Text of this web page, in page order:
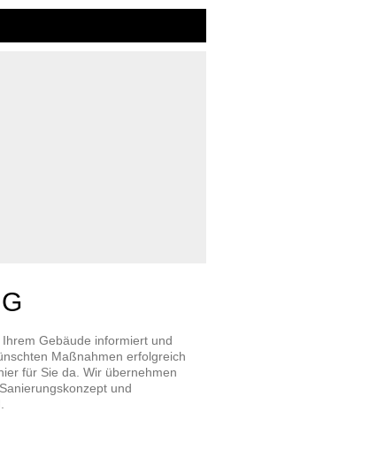
Gebäude informiert und
Maßnahmen erfolgreich
für Sie da. Wir übernehmen
und